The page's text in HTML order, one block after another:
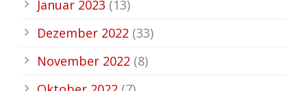
Januar 2023 (13)
Dezember 2022 (33)
November 2022 (8)